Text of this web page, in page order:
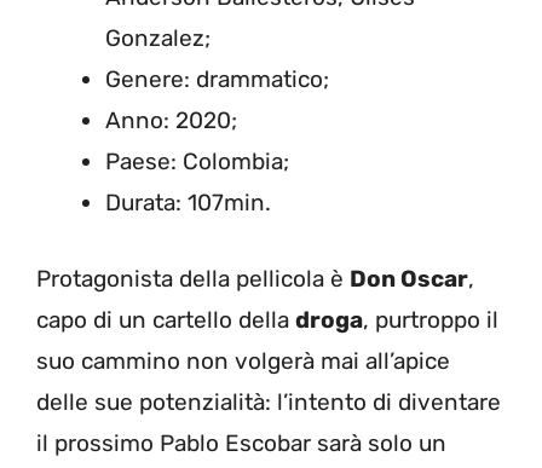
Gonzalez;
Genere: drammatico;
Anno: 2020;
Paese: Colombia;
Durata: 107min.
Protagonista della pellicola è Don Oscar,
capo di un cartello della droga, purtroppo il
suo cammino non volgerà mai all’apice
delle sue potenzialità: l’intento di diventare
il prossimo Pablo Escobar sarà solo un